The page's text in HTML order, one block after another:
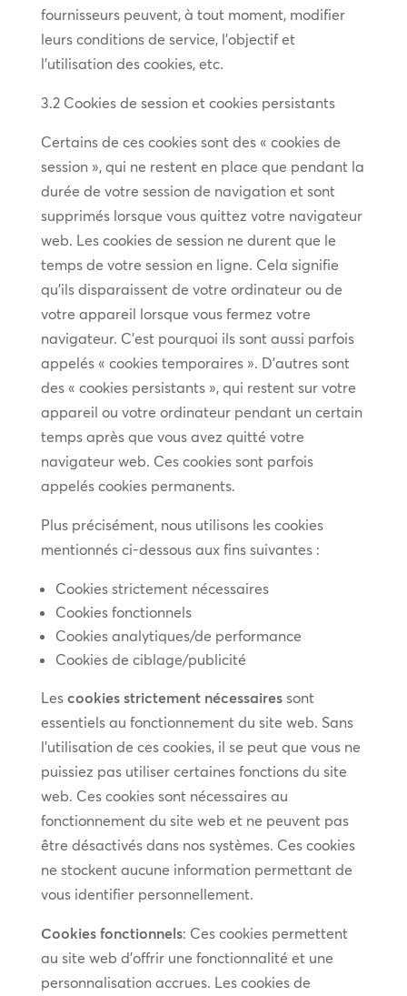
fournisseurs peuvent, à tout moment, modifier
leurs conditions de service, l’objectif et
l’utilisation des cookies, etc.
3.2 Cookies de session et cookies persistants
Certains de ces cookies sont des « cookies de
session », qui ne restent en place que pendant la
durée de votre session de navigation et sont
supprimés lorsque vous quittez votre navigateur
web. Les cookies de session ne durent que le
temps de votre session en ligne. Cela signifie
qu’ils disparaissent de votre ordinateur ou de
votre appareil lorsque vous fermez votre
navigateur. C’est pourquoi ils sont aussi parfois
appelés « cookies temporaires ». D’autres sont
des « cookies persistants », qui restent sur votre
appareil ou votre ordinateur pendant un certain
temps après que vous avez quitté votre
navigateur web. Ces cookies sont parfois
appelés cookies permanents.
Plus précisément, nous utilisons les cookies
mentionnés ci-dessous aux fins suivantes :
Cookies strictement nécessaires
Cookies fonctionnels
Cookies analytiques/de performance
Cookies de ciblage/publicité
Les cookies strictement nécessairessont
essentiels au fonctionnement du site web. Sans
l’utilisation de ces cookies, il se peut que vous ne
puissiez pas utiliser certaines fonctions du site
web. Ces cookies sont nécessaires au
fonctionnement du site web et ne peuvent pas
être désactivés dans nos systèmes. Ces cookies
ne stockent aucune information permettant de
vous identifier personnellement.
Cookies fonctionnels: Ces cookies permettent
au site web d’offrir une fonctionnalité et une
personnalisation accrues. Les cookies de